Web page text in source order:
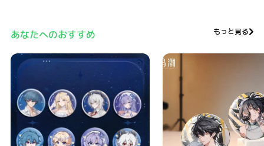
あなたへのおすすめ もっと見る